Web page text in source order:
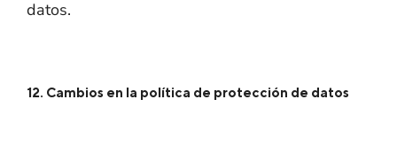
datos.
12. Cambios en la política de protección de datos